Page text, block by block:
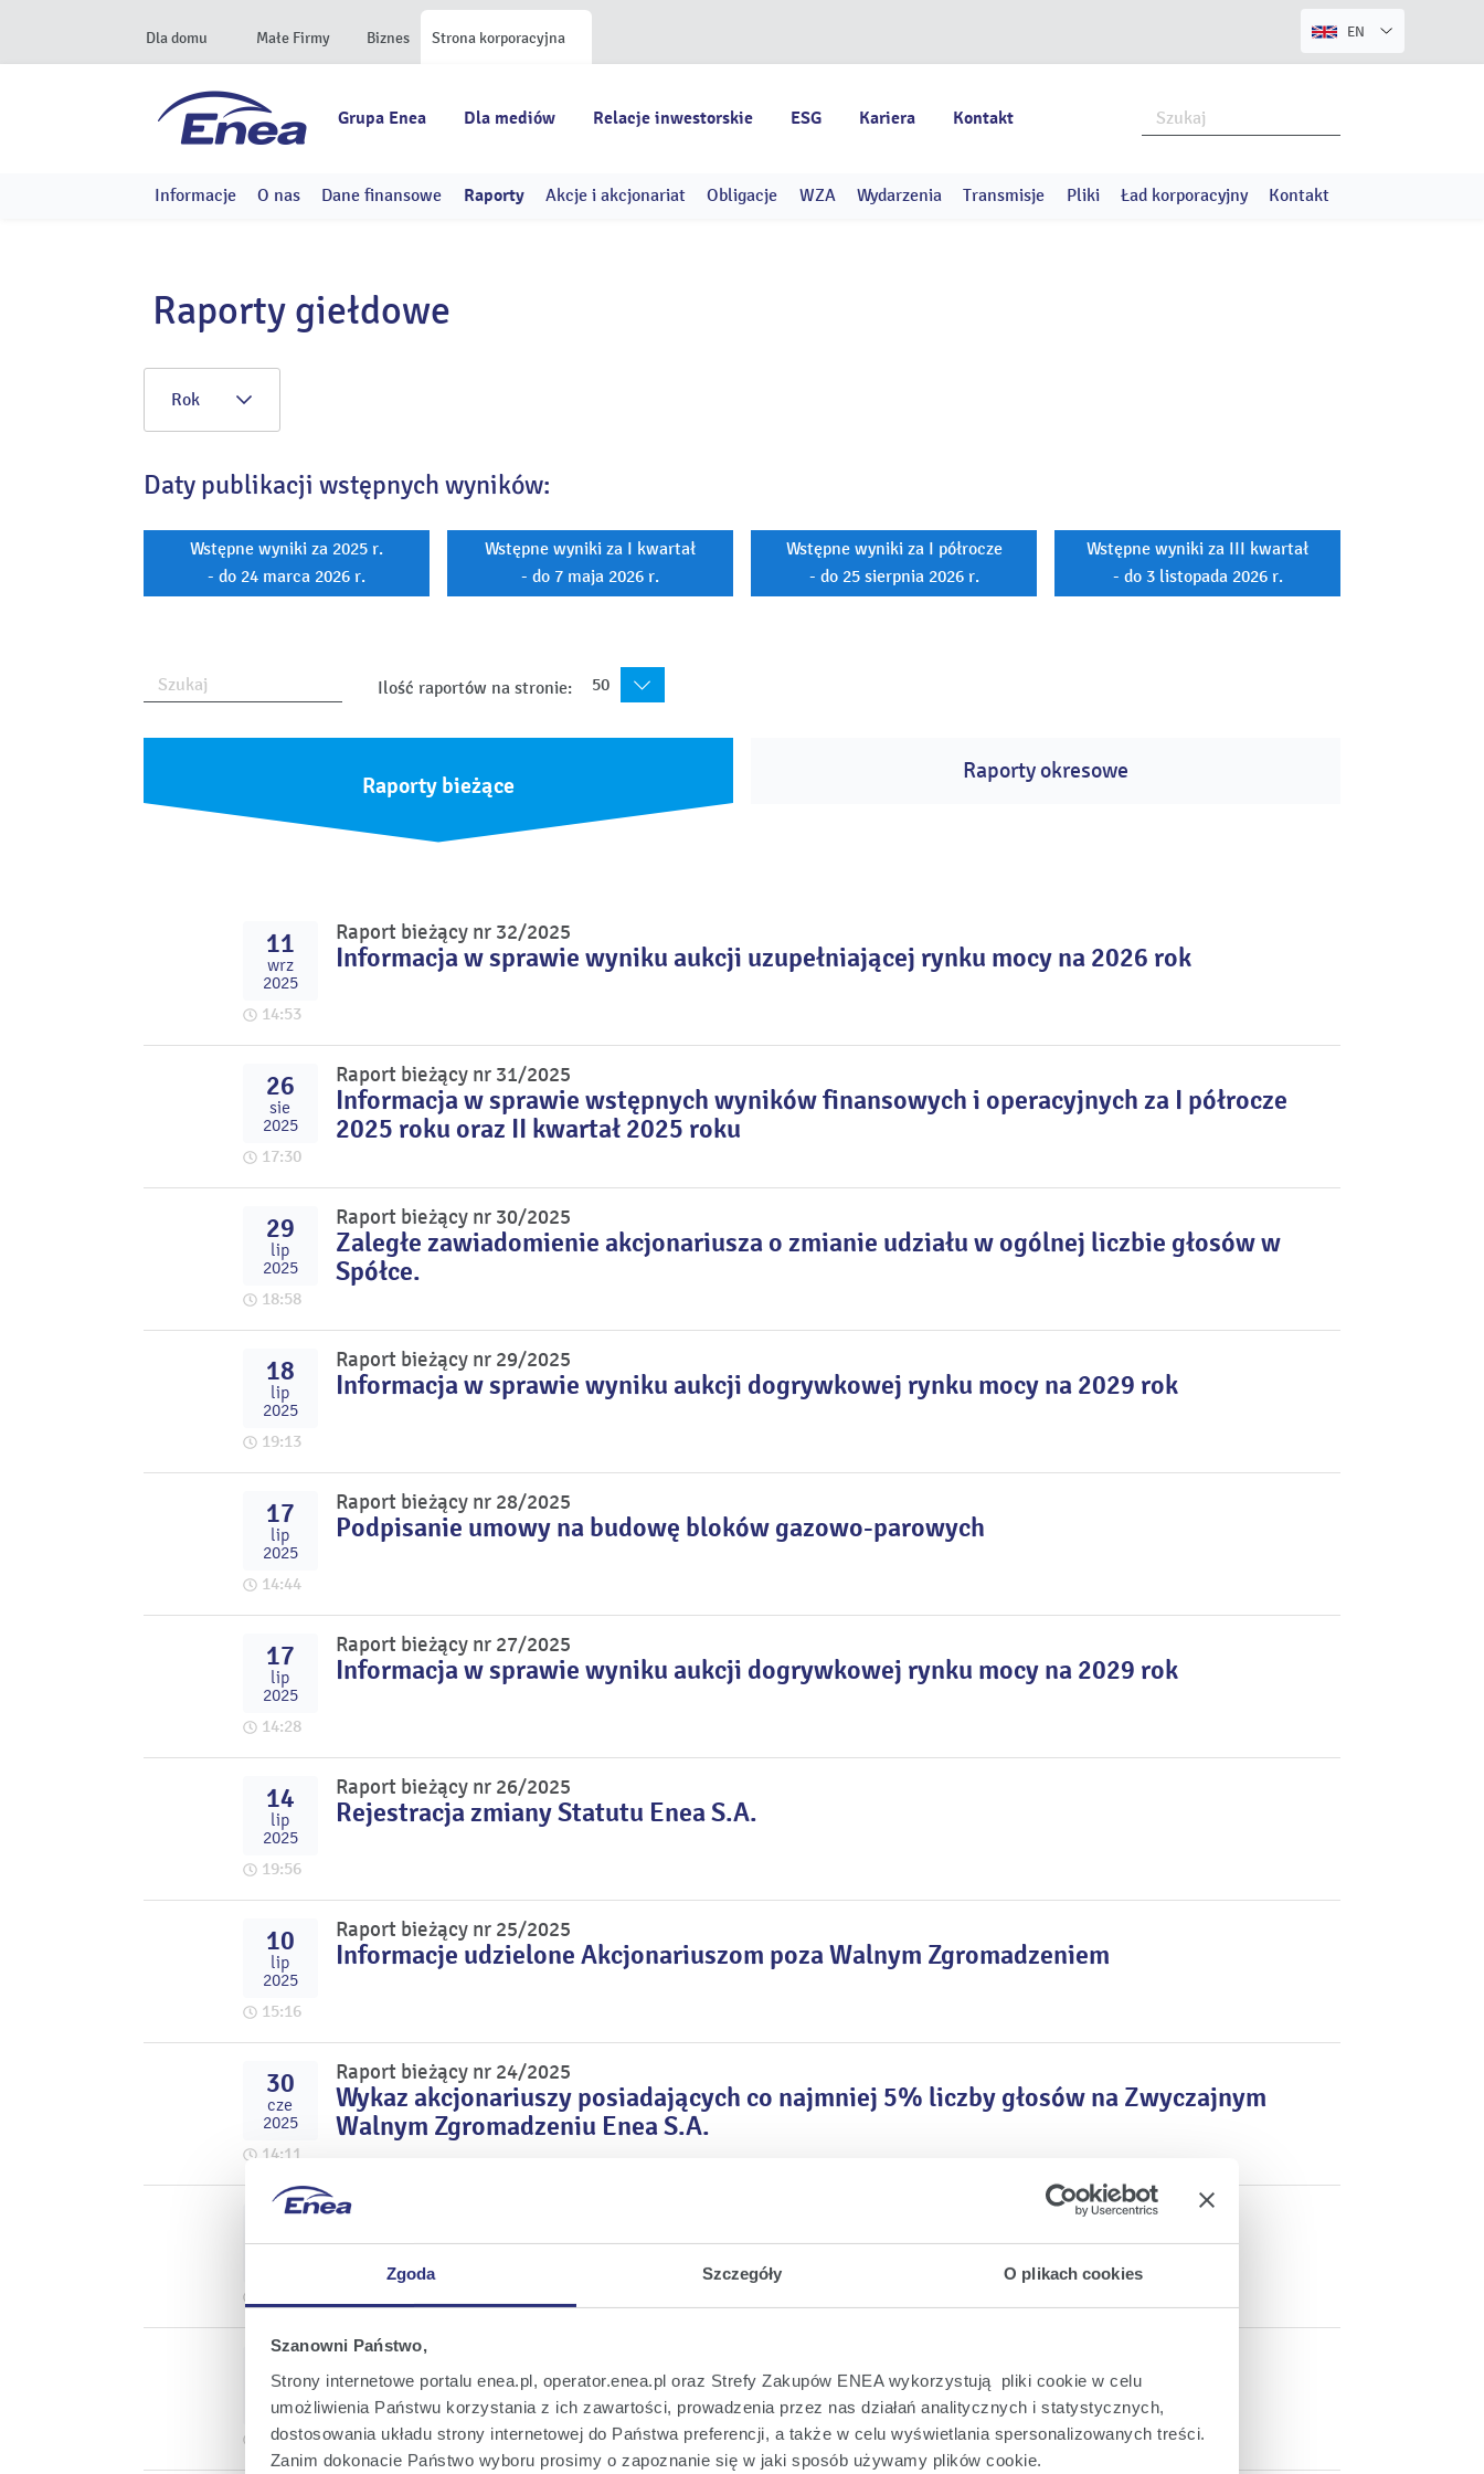
Zgoda Szczegóły O plikach cookies
Szanowni Państwo,
Strony internetowe portalu enea.pl, operator.enea.pl oraz Strefy Zakupów ENEA wykorzystują pliki cookie w celu
umożliwienia Państwu korzystania z ich zawartości, prowadzenia przez nas działań analitycznych i statystycznych,
dostosowania układu strony internetowej do Państwa preferencji, a także w celu wyświetlania spersonalizowanych treści.
Zanim dokonacie Państwo wyboru prosimy o zapoznanie się w jaki sposób używamy plików cookie.
Dla domu Małe Firmy Biznes Strona korporacyjna EN
Grupa Enea Dla mediów Relacje inwestorskie ESG Kariera Kontakt
Informacje O nas Dane finansowe Raporty Akcje i akcjonariat Obligacje WZA Wydarzenia Transmisje Pliki Ład korporacyjny Kontakt
Raporty giełdowe
Rok
Daty publikacji wstępnych wyników:
Wstępne wyniki za 2025 r.
- do 24 marca 2026 r.
Wstępne wyniki za I kwartał
- do 7 maja 2026 r.
Wstępne wyniki za I półrocze
- do 25 sierpnia 2026 r.
Wstępne wyniki za III kwartał
- do 3 listopada 2026 r.
Ilość raportów na stronie: 50
Raporty bieżące
Raporty okresowe
11
wrz
2025
14:53
Raport bieżący nr 32/2025
Informacja w sprawie wyniku aukcji uzupełniającej rynku mocy na 2026 rok
26
sie
2025
17:30
Raport bieżący nr 31/2025
Informacja w sprawie wstępnych wyników finansowych i operacyjnych za I półrocze
2025 roku oraz II kwartał 2025 roku
29
lip
2025
18:58
Raport bieżący nr 30/2025
Zaległe zawiadomienie akcjonariusza o zmianie udziału w ogólnej liczbie głosów w
Spółce.
18
lip
2025
19:13
Raport bieżący nr 29/2025
Informacja w sprawie wyniku aukcji dogrywkowej rynku mocy na 2029 rok
17
lip
2025
14:44
Raport bieżący nr 28/2025
Podpisanie umowy na budowę bloków gazowo-parowych
17
lip
2025
14:28
Raport bieżący nr 27/2025
Informacja w sprawie wyniku aukcji dogrywkowej rynku mocy na 2029 rok
14
lip
2025
19:56
Raport bieżący nr 26/2025
Rejestracja zmiany Statutu Enea S.A.
10
lip
2025
15:16
Raport bieżący nr 25/2025
Informacje udzielone Akcjonariuszom poza Walnym Zgromadzeniem
30
cze
2025
14:11
Raport bieżący nr 24/2025
Wykaz akcjonariuszy posiadających co najmniej 5% liczby głosów na Zwyczajnym
Walnym Zgromadzeniu Enea S.A.
26
cze
Raport bieżący nr 23/2025
Treść uchwał podjętych przez Zwyczajne Walne Zgromadzenie Enea S.A.
26
cze
2025
20:29
Raport bieżący nr 22/2025
Decyzja Zwyczajnego Walnego Zgromadzenia Enea S.A. w sprawie wypłaty
dywidendy za 2024 r.